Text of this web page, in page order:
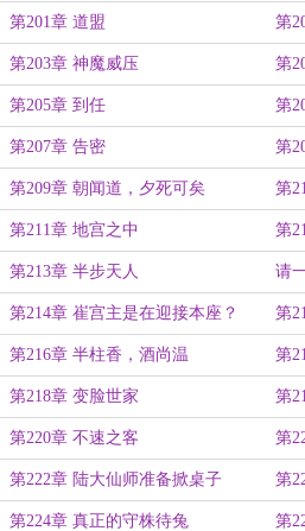
第201章 道盟 第
第203章 神魔威压 第
第205章 到任 第
第207章 告密 第
第209章 朝闻道，夕死可矣 第
的
第211章 地宫之中 第
第213章 半步天人 请
第214章 崔宫主是在迎接本座？ 第
第216章 半柱香，酒尚温 第
第218章 变脸世家 第
第220章 不速之客 第
第222章 陆大仙师准备掀桌子 第
第224章 真正的守株待兔 第